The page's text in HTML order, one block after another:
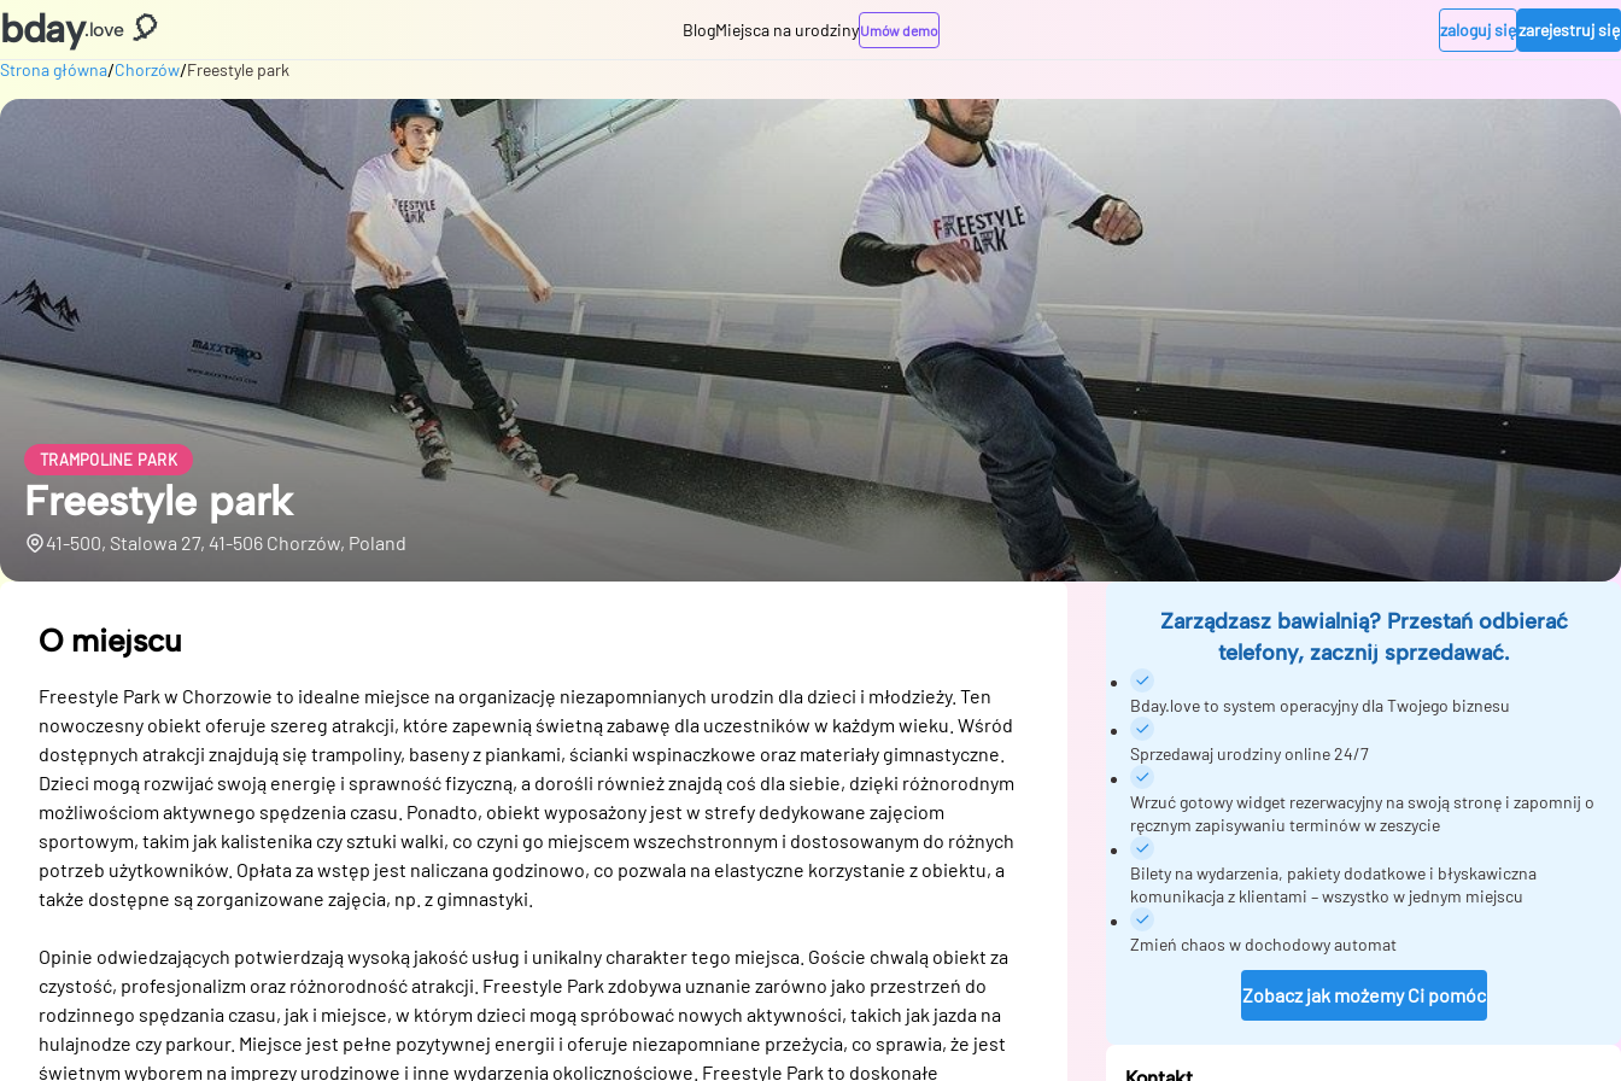
bday.love 🎈 BlogMiejsca na urodzinyUmów demo zaloguj sięzarejestruj się
Strona główna/Chorzów/Freestyle park
TRAMPOLINE PARK
Freestyle park
41-500, Stalowa 27, 41-506 Chorzów, Poland
O miejscu
Freestyle Park w Chorzowie to idealne miejsce na organizację niezapomnianych urodzin dla dzieci i młodzieży. Ten
nowoczesny obiekt oferuje szereg atrakcji, które zapewnią świetną zabawę dla uczestników w każdym wieku. Wśród
dostępnych atrakcji znajdują się trampoliny, baseny z piankami, ścianki wspinaczkowe oraz materiały gimnastyczne.
Dzieci mogą rozwijać swoją energię i sprawność fizyczną, a dorośli również znajdą coś dla siebie, dzięki różnorodnym
możliwościom aktywnego spędzenia czasu. Ponadto, obiekt wyposażony jest w strefy dedykowane zajęciom
sportowym, takim jak kalistenika czy sztuki walki, co czyni go miejscem wszechstronnym i dostosowanym do różnych
potrzeb użytkowników. Opłata za wstęp jest naliczana godzinowo, co pozwala na elastyczne korzystanie z obiektu, a
także dostępne są zorganizowane zajęcia, np. z gimnastyki.
Opinie odwiedzających potwierdzają wysoką jakość usług i unikalny charakter tego miejsca. Goście chwalą obiekt za
czystość, profesjonalizm oraz różnorodność atrakcji. Freestyle Park zdobywa uznanie zarówno jako przestrzeń do
rodzinnego spędzania czasu, jak i miejsce, w którym dzieci mogą spróbować nowych aktywności, takich jak jazda na
hulajnodze czy parkour. Miejsce jest pełne pozytywnej energii i oferuje niezapomniane przeżycia, co sprawia, że jest
świetnym wyborem na imprezy urodzinowe i inne wydarzenia okolicznościowe. Freestyle Park to doskonałe
Zarządzasz bawialnią? Przestań odbierać
telefony, zacznij sprzedawać.
Bday.love to system operacyjny dla Twojego biznesu
Sprzedawaj urodziny online 24/7
Wrzuć gotowy widget rezerwacyjny na swoją stronę i zapomnij o
ręcznym zapisywaniu terminów w zeszycie
Bilety na wydarzenia, pakiety dodatkowe i błyskawiczna
komunikacja z klientami – wszystko w jednym miejscu
Zmień chaos w dochodowy automat
Zobacz jak możemy Ci pomóc